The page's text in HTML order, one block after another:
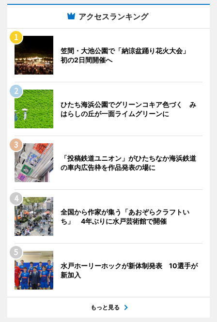
アクセスランキング
笠間・大池公園で「納涼盆踊り花火大会」
初の2日間開催へ
ひたち海浜公園でグリーンコキア色づく み
はらしの丘が一面ライムグリーンに
「投稿鉄道ユニオン」がひたちなか海浜鉄道
の車内広告枠を作品発表の場に
全国から作家が集う「あおぞらクラフトい
ち」 4年ぶりに水戸芸術館で開催
水戸ホーリーホックが新体制発表 10選手が
新加入
もっと見る